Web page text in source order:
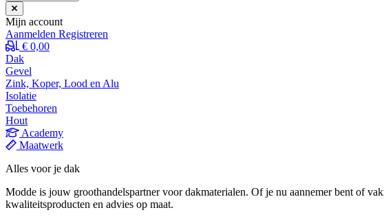
Mijn account
Aanmelden Registreren
€ 0,00
Dak
Gevel
Zink, Koper, Lood en Alu
Isolatie
Toebehoren
Hout
Academy
Maatwerk
Alles voor je dak
Modde is jouw groothandelspartner voor dakmaterialen. Of je nu aannemer bent of
kwaliteitsproducten en advies op maat.